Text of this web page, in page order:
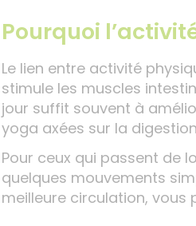
Pourquoi
Le lien entre activité
stimule les muscles
jour suffit souvent à
yoga axées sur la
Pour ceux qui passent de
quelques mouvements
meilleure circulation,